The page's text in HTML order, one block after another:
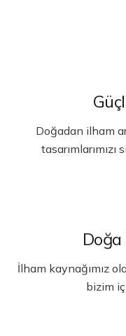
Doğadan ilham
İlham kaynağımız
bizim